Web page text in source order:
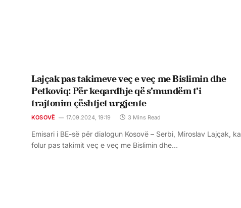
Lajçak pas takimeve veç e veç me Bislimin dhe
Petkoviq: Për keqardhje që s’mundëm t’i
trajtonim çështjet urgjente
KOSOVË 17.09.2024, 19:19 3 Mins Read
Emisari i BE-së për dialogun Kosovë – Serbi, Miroslav Lajçak, ka
folur pas takimit veç e veç me Bislimin dhe…